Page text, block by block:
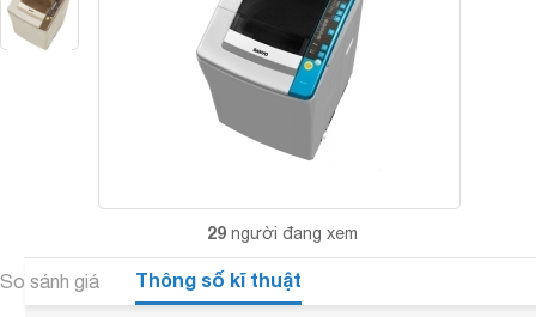
29 người đang xem
So sánh giá Thông số kĩ thuật